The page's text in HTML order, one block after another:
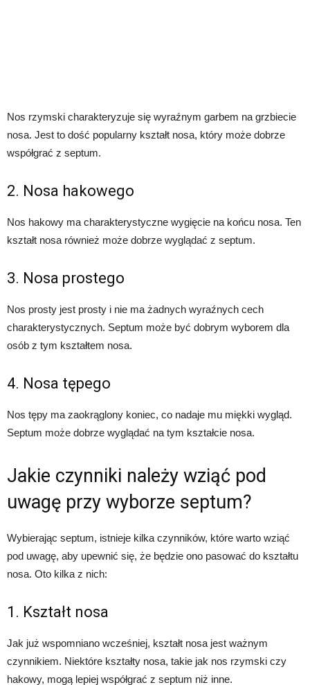
Nos rzymski charakteryzuje się wyraźnym garbem na grzbiecie
nosa. Jest to dość popularny kształt nosa, który może dobrze
współgrać z septum.
2. Nosa hakowego
Nos hakowy ma charakterystyczne wygięcie na końcu nosa. Ten
kształt nosa również może dobrze wyglądać z septum.
3. Nosa prostego
Nos prosty jest prosty i nie ma żadnych wyraźnych cech
charakterystycznych. Septum może być dobrym wyborem dla
osób z tym kształtem nosa.
4. Nosa tępego
Nos tępy ma zaokrąglony koniec, co nadaje mu miękki wygląd.
Septum może dobrze wyglądać na tym kształcie nosa.
Jakie czynniki należy wziąć pod
uwagę przy wyborze septum?
Wybierając septum, istnieje kilka czynników, które warto wziąć
pod uwagę, aby upewnić się, że będzie ono pasować do kształtu
nosa. Oto kilka z nich:
1. Kształt nosa
Jak już wspomniano wcześniej, kształt nosa jest ważnym
czynnikiem. Niektóre kształty nosa, takie jak nos rzymski czy
hakowy, mogą lepiej współgrać z septum niż inne.